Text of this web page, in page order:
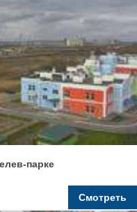
парке
Смотреть